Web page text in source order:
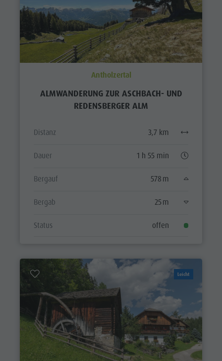
Antholzertal
ALMWANDERUNG ZUR ASCHBACH- UND
REDENSBERGER ALM
Distanz 3,7 km
Dauer 1 h 55 min
Bergauf 578 m
Bergab 25 m
Status offen
Leicht